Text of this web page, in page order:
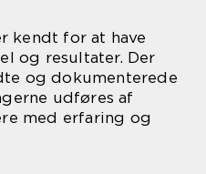
kendt for at have
og resultater. Der
og dokumenterede
udføres af
med erfaring og